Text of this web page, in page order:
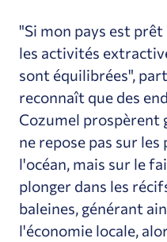
"Si mon pays est
les activités
sont équilibrées",
reconnaît que des
Cozumel prospèrent
ne repose pas sur
l'océan, mais sur le
plonger dans les
baleines, générant
l'économie locale,